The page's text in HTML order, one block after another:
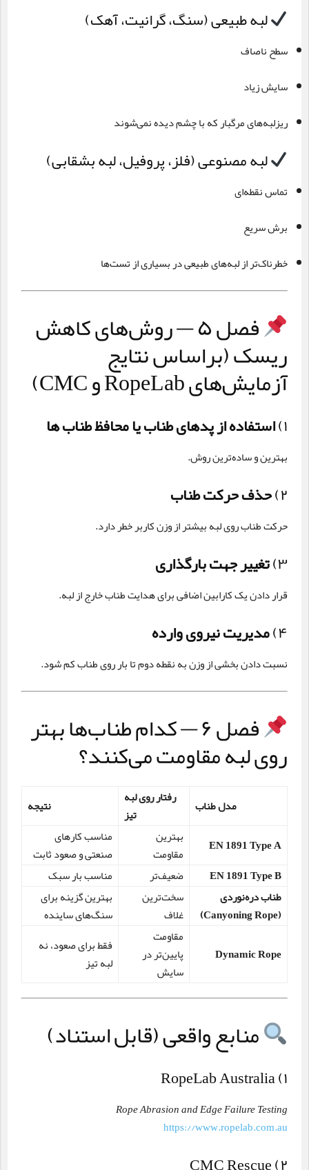
لبه طبیعی (سنگ، گرانیت، آهک)
سطح ناصاف
سایش زیاد
ریزلبه‌های مرگبار که با چشم دیده نمی‌شوند
لبه مصنوعی (فلز، پروفیل، لبه بشقابی)
تماس نقطه‌ای
برش سریع
خطرناک‌تر از لبه‌های طبیعی در بسیاری از تست‌ها
فصل ۵ — روش‌های کاهش
ریسک (براساس نتایج
آزمایش‌های RopeLab و CMC)
۱) استفاده از پدهای طناب یا محافظ طناب ها
بهترین و ساده‌ترین روش.
۲) حذف حرکت طناب
حرکت طناب روی لبه بیشتر از وزن کاربر خطر دارد.
۳) تغییر جهت بارگذاری
قرار دادن یک کارابین اضافی برای هدایت طناب خارج از لبه.
۴) مدیریت نیروی وارده
نسبت دادن بخشی از وزن به نقطه دوم تا بار روی طناب کم شود.
فصل ۶ — کدام طناب‌ها بهتر
روی لبه مقاومت می‌کنند؟
مدل طناب
رفتار روی لبه
تیز
نتیجه
EN 1891 Type A
بهترین
مقاومت
مناسب کارهای
صنعتی و صعود ثابت
EN 1891 Type B
ضعیف‌تر
مناسب بار سبک
طناب دره‌نوردی
(Canyoning Rope)
سخت‌ترین
غلاف
بهترین گزینه برای
سنگ‌های ساینده
Dynamic Rope
مقاومت
پایین‌تر در
سایش
فقط برای صعود، نه
لبه تیز
منابع واقعی (قابل استناد)
۱) RopeLab Australia
Rope Abrasion and Edge Failure Testing
https://www.ropelab.com.au